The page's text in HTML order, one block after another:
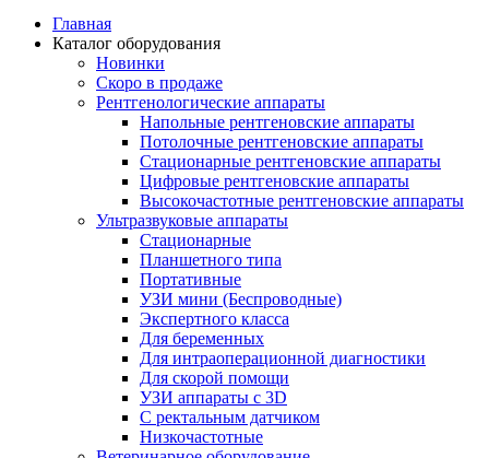
Главная
Каталог оборудования
Новинки
Скоро в продаже
Рентгенологические аппараты
Напольные рентгеновские аппараты
Потолочные рентгеновские аппараты
Стационарные рентгеновские аппараты
Цифровые рентгеновские аппараты
Высокочастотные рентгеновские аппараты
Ультразвуковые аппараты
Стационарные
Планшетного типа
Портативные
УЗИ мини (Беспроводные)
Экспертного класса
Для беременных
Для интраоперационной диагностики
Для скорой помощи
УЗИ аппараты с 3D
С ректальным датчиком
Низкочастотные